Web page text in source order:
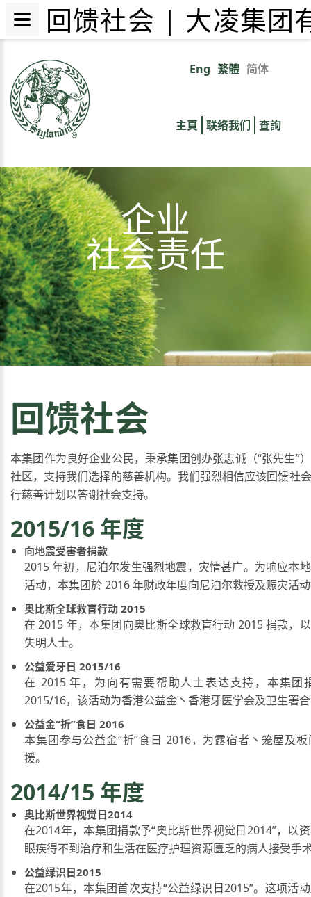
主
Eng 繁體 简体
links
主頁 联络我们 查詢
企业
社会责任
回馈社会
本集团作为良好企业公民，秉承集团创办张志诚（“张先生”
社区，支持我们选择的慈善机构。我们强烈相信应该回馈社
行慈善计划以答谢社会支持。
2015/16 年度
向地震受害者捐款
2015 年初，尼泊尔发生强烈地震，灾情甚广。为响应本
活动，本集团於 2016 年财政年度向尼泊尔救授及赈灾活
奥比斯全球救盲行动 2015
在 2015 年，本集团向奥比斯全球救盲行动 2015 捐款，
失明人士。
公益爱牙日 2015/16
在 2015 年，为向有需要帮助人士表达支持，本集团
2015/16，该活动为香港公益金丶香港牙医学会及卫生署
公益金“折”食日 2016
本集团参与公益金“折”食日 2016，为露宿者丶笼屋及
援。
2014/15 年度
奥比斯世界视觉日2014
在2014年，本集团捐款予“奥比斯世界视觉日2014”，以
眼疾得不到治疗和生活在医疗护理资源匮乏的病人接受手
公益绿识日2015
在2015年，本集团首次支持“公益绿识日2015”。这项活
回馈社会 | 大凌集团